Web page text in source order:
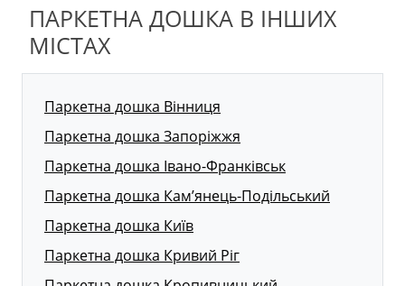
ПАРКЕТНА ДОШКА В ІНШИХ
МІСТАХ
Паркетна дошка Вінниця
Паркетна дошка Запоріжжя
Паркетна дошка Івано-Франківськ
Паркетна дошка Кам’янець-Подільський
Паркетна дошка Київ
Паркетна дошка Кривий Ріг